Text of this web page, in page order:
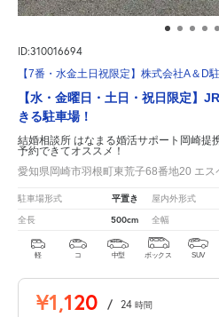
ID:310016694
【7番・水金土日祝限定】株式会社A＆D
【水・金曜日・土日・祝日限定】
きる駐車場！
結婚相談所 はなまる婚活サポート岡崎提
予約できてオススメ！
愛知県岡崎市羽根町東荒子68番地20 エス
駐車場形式 平置き 屋内外形式
全長 500cm 全幅
軽 コ 中型 ボックス SUV
¥1,120 / 24 時間